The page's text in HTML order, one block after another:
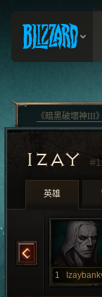
IZAY
英雄
1
《暗黑破壞神III》